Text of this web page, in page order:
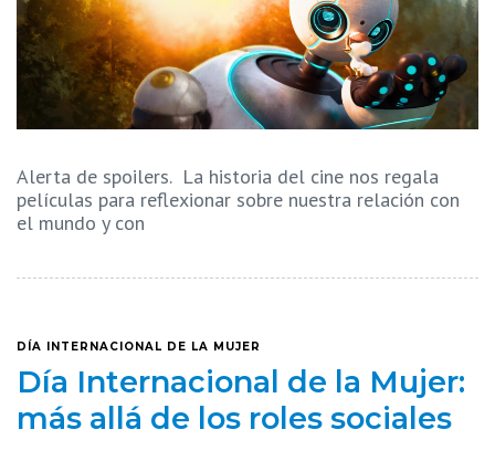
Alerta de spoilers. La historia del cine nos regala
películas para reflexionar sobre nuestra relación con
el mundo y con
DÍA INTERNACIONAL DE LA MUJER
Día Internacional de la Mujer:
más allá de los roles sociales